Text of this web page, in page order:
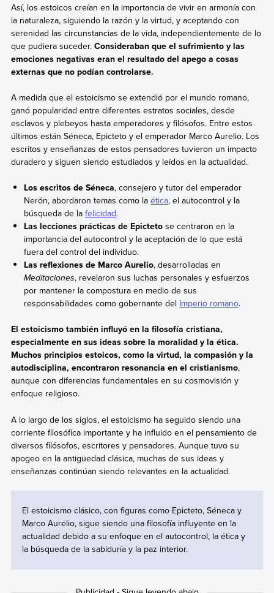
Así, los estoicos creían en la importancia de vivir en armonía con
la naturaleza, siguiendo la razón y la virtud, y aceptando con
serenidad las circunstancias de la vida, independientemente de lo
que pudiera suceder. Consideraban que el sufrimiento y las
emociones negativas eran el resultado del apego a cosas
externas que no podían controlarse.
A medida que el estoicismo se extendió por el mundo romano,
ganó popularidad entre diferentes estratos sociales, desde
esclavos y plebeyos hasta emperadores y filósofos. Entre estos
últimos están Séneca, Epicteto y el emperador Marco Aurelio. Los
escritos y enseñanzas de estos pensadores tuvieron un impacto
duradero y siguen siendo estudiados y leídos en la actualidad.
Los escritos de Séneca, consejero y tutor del emperador
Nerón, abordaron temas como laética, el autocontrol y la
búsqueda de lafelicidad.
Las lecciones prácticas de Epicteto se centraron en la
importancia del autocontrol y la aceptación de lo que está
fuera del control del individuo.
Las reflexiones de Marco Aurelio, desarrolladas en
Meditaciones, revelaron sus luchas personales y esfuerzos
por mantener la compostura en medio de sus
responsabilidades como gobernante del Imperio romano.
El estoicismo también influyó en la filosofía cristiana,
especialmente en sus ideas sobre la moralidad y la ética.
Muchos principios estoicos, como la virtud, la compasión y la
autodisciplina, encontraron resonancia en el cristianismo,
aunque con diferencias fundamentales en su cosmovisión y
enfoque religioso.
A lo largo de los siglos, el estoicismo ha seguido siendo una
corriente filosófica importante y ha influido en el pensamiento de
diversos filósofos, escritores y pensadores. Aunque tuvo su
apogeo en la antigüedad clásica, muchas de sus ideas y
enseñanzas continúan siendo relevantes en la actualidad.
El estoicismo clásico, con figuras como Epicteto, Séneca y
Marco Aurelio, sigue siendo una filosofía influyente en la
actualidad debido a su enfoque en el autocontrol, la ética y
la búsqueda de la sabiduría y la paz interior.